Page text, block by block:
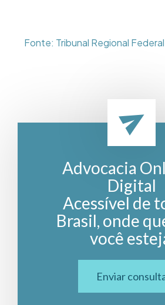
Fonte: Tribunal Regional
Advocacia
Digital
Acessível de
Brasil, onde
você
Enviar